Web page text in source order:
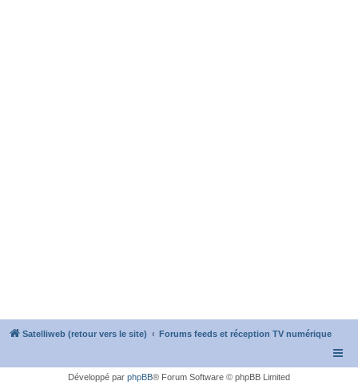
Satelliweb (retour vers le site) Forums feeds et réception TV numérique
Développé par phpBB® Forum Software © phpBB Limited